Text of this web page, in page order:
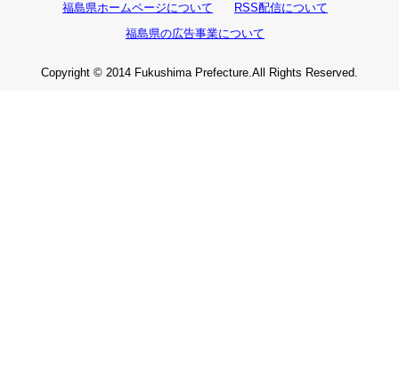
福島県ホームページについて
RSS配信について
福島県の広告事業について
Copyright © 2014 Fukushima Prefecture.All Rights Reserved.